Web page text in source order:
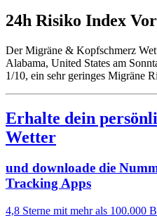
24h Risiko Index
Der Migräne & Kopfschmerz
Alabama, United States am
1/10, ein sehr geringes Migräne
Erhalte dein
Wetter
und downloade die
Tracking Apps
4,8 Sterne mit mehr als 100.000